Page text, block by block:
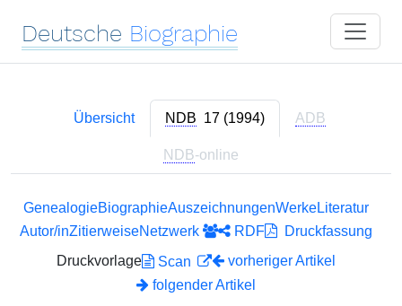
Deutsche Biographie
Übersicht NDB 17 (1994) ADB
NDB-online
GenealogieBiographieAuszeichnungenWerkeLiteratur
Autor/inZitierweiseNetzwerk RDF
Druckfassung
Druckvorlage
Scan
vorheriger Artikel
folgender Artikel